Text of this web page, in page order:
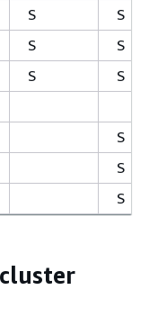
S S
S S
S S
S
S
S